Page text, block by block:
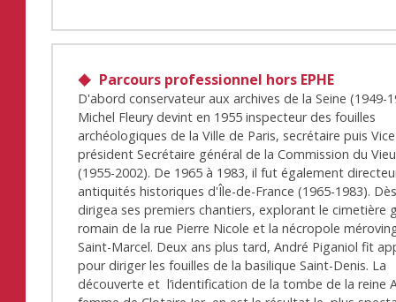
Parcours professionnel hors EPHE
D'abord conservateur aux archives de la Seine (1949-
Michel Fleury devint en 1955 inspecteur des fouilles
archéologiques de la Ville de Paris, secrétaire puis
président Secrétaire général de la Commission du
(1955-2002). De 1965 à 1983, il fut également
antiquités historiques d'Île-de-France (1965-1983).
dirigea ses premiers chantiers, explorant le cimetière
romain de la rue Pierre Nicole et la nécropole
Saint-Marcel. Deux ans plus tard, André Piganiol fit
pour diriger les fouilles de la basilique Saint-Denis. La
découverte et l’identification de la tombe de la reine